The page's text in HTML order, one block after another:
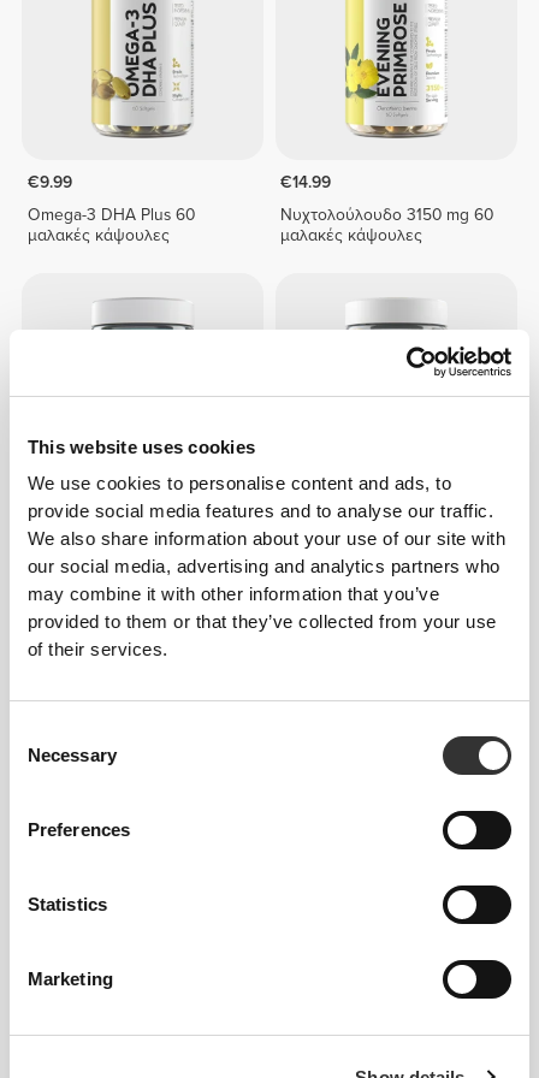
This website uses cookies
We use cookies to personalise content and ads, to
provide social media features and to analyse our traffic.
We also share information about your use of our site with
our social media, advertising and analytics partners who
may combine it with other information that you’ve
provided to them or that they’ve collected from your use
of their services.
Selection
Necessary
Preferences
Statistics
Marketing
€9.99
Omega-3 DHA Plus 60
μαλακές κάψουλες
€14.99
Νυχτολούλουδο 3150 mg 60
μαλακές κάψουλες
€17.99
Krill Omega Premium 60
softgels
€12.99
Λάδι Συκωτιού Μπακαλιάρου
1000 mg 90 μαλακές
κάψουλες
45%